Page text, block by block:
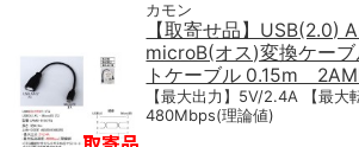
カモン
【取寄せ品】USB(2.0)
microB(オス)変換ケー
トケーブル 0.15m
【最大出力】5V/2.4A 【最大
480Mbps(理論値)